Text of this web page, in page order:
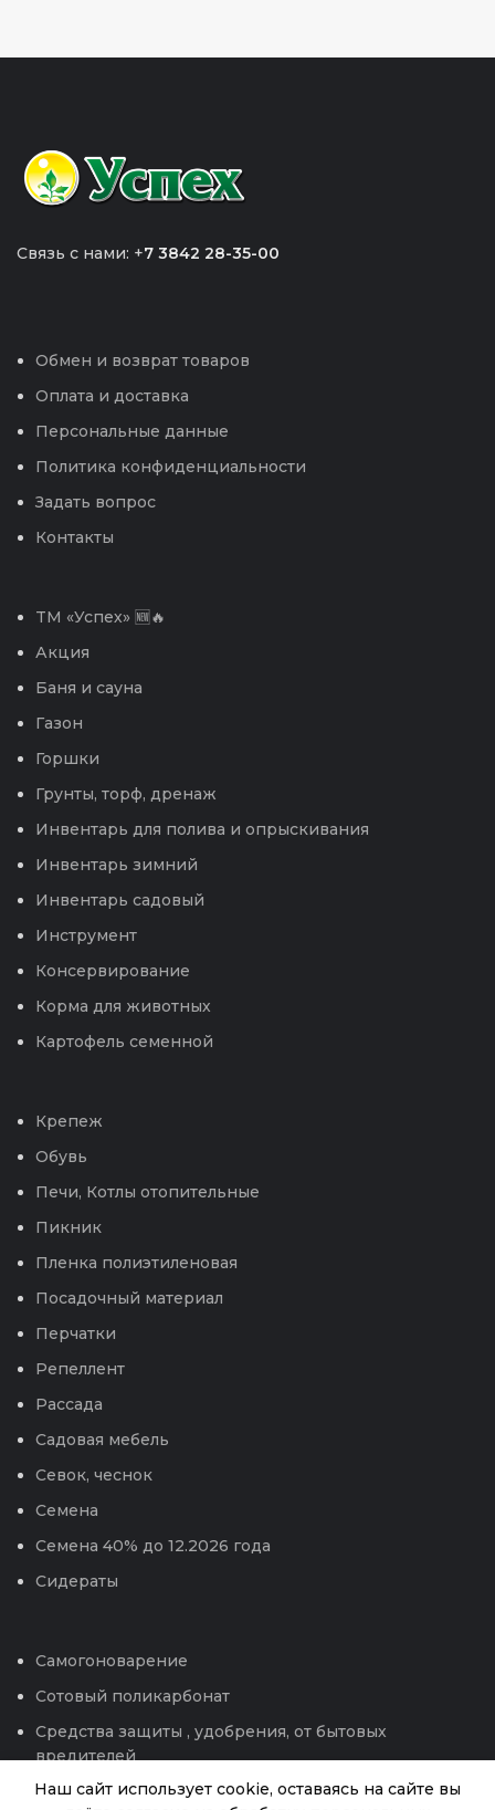
Связь с нами: +7 3842 28-35-00
Обмен и возврат товаров
Оплата и доставка
Персональные данные
Политика конфиденциальности
Задать вопрос
Контакты
TM «Успех» 🆕🔥
Акция
Баня и сауна
Газон
Горшки
Грунты, торф, дренаж
Инвентарь для полива и опрыскивания
Инвентарь зимний
Инвентарь садовый
Инструмент
Консервирование
Корма для животных
Картофель семенной
Крепеж
Обувь
Печи, Котлы отопительные
Пикник
Пленка полиэтиленовая
Посадочный материал
Перчатки
Репеллент
Рассада
Садовая мебель
Севок, чеснок
Семена
Семена 40% до 12.2026 года
Сидераты
Самогоноварение
Сотовый поликарбонат
Средства защиты , удобрения, от бытовых
вредителей
Теплицы и парники
Наш сайт использует cookie, оставаясь на сайте вы